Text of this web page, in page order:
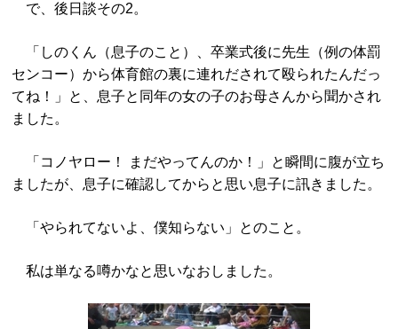
で、後日談その2。
「しのくん（息子のこと）、卒業式後に先生（例の体罰
センコー）から体育館の裏に連れだされて殴られたんだっ
てね！」と、息子と同年の女の子のお母さんから聞かされ
ました。
「コノヤロー！ まだやってんのか！」と瞬間に腹が立ち
ましたが、息子に確認してからと思い息子に訊きました。
「やられてないよ、僕知らない」とのこと。
私は単なる噂かなと思いなおしました。